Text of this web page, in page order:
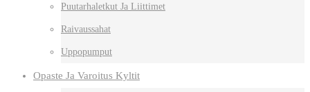
Puutarhaletkut Ja Liittimet
Raivaussahat
Uppopumput
Opaste Ja Varoitus Kyltit